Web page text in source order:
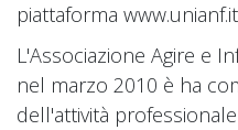
piattaforma www.unianf.it
L'Associazione Agire e
nel marzo 2010 è ha
dell'attività